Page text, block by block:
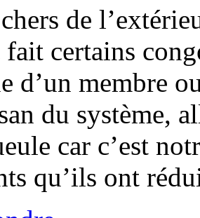
de
fait certains
d’un membre
du système,
car c’est
qu’ils ont